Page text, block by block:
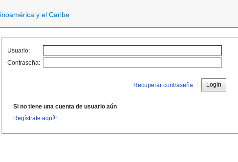
y el Caribe
Usuario:
Contraseña:
Recuperar contraseña | Login
Si no tiene una cuenta de usuario aún
Regístrate aquí!!